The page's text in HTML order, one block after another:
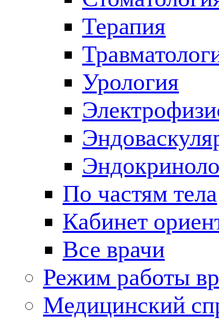
Терапия
Урология
По частям тела
Кабинет
Все врачи
Режим работы
Медицинский